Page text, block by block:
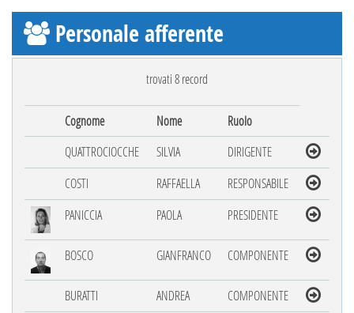
Personale afferente
trovati 8 record
Cognome Nome
Ruolo
QUATTROCIOCCHE
SILVIA
DIRIGENTE
COSTI
RAFFAELLA
RESPONSABILE
PANICCIA
PAOLA PRESIDENTE
BOSCO GIANFRANCO COMPONENTE
BURATTI ANDREA
COMPONENTE